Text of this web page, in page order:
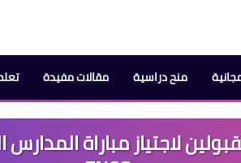
منح دراسية مقالات مفيدة
لاجتياز مباراة المدارس